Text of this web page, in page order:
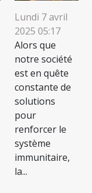
Lundi 7 avril
2025 05:17
Alors que
notre société
est en quête
constante de
solutions
pour
renforcer le
système
immunitaire,
la...